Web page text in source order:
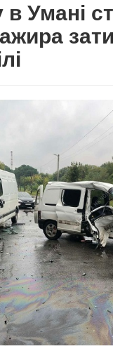
Умані